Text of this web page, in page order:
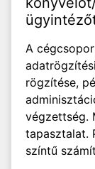
A
rögzítése,
végzettség.
tapasztalat.
színtű